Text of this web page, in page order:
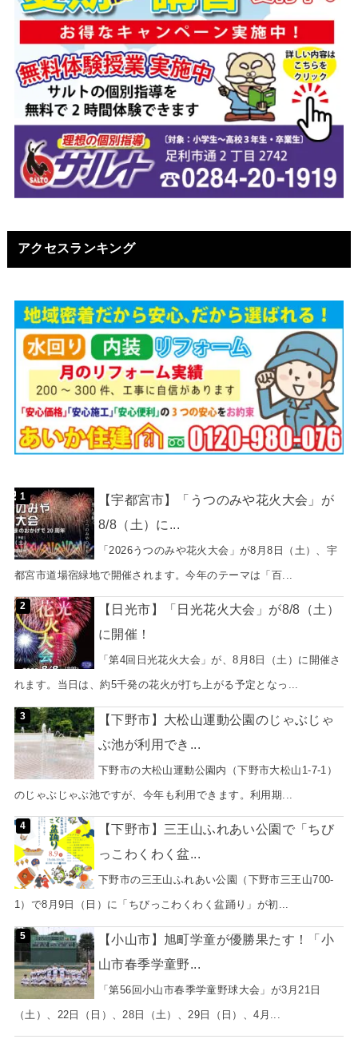
アクセスランキング
【宇都宮市】「うつのみや花火大会」が
8/8（土）に...
「2026うつのみや花火大会」が8月8日（土）、宇
都宮市道場宿緑地で開催されます。今年のテーマは「百...
【日光市】「日光花火大会」が8/8（土）
に開催！
「第4回日光花火大会」が、8月8日（土）に開催さ
れます。当日は、約5千発の花火が打ち上がる予定となっ...
【下野市】大松山運動公園のじゃぶじゃ
ぶ池が利用でき...
下野市の大松山運動公園内（下野市大松山1-7-1）
のじゃぶじゃぶ池ですが、今年も利用できます。利用期...
【下野市】三王山ふれあい公園で「ちび
っこわくわく盆...
下野市の三王山ふれあい公園（下野市三王山700-
1）で8月9日（日）に「ちびっこわくわく盆踊り」が初...
【小山市】旭町学童が優勝果たす！「小
山市春季学童野...
「第56回小山市春季学童野球大会」が3月21日
（土）、22日（日）、28日（土）、29日（日）、4月...